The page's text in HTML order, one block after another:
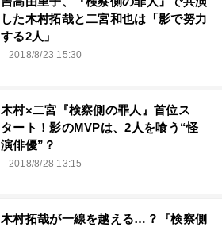
した木村拓哉と二宮和也は「影で努力
する2人」
2018/8/23 15:30
木村×二宮『検察側の罪人』首位ス
タート！影のMVPは、2人を喰う“怪
演俳優”？
2018/8/28 13:15
木村拓哉が一線を越える…？『検察側